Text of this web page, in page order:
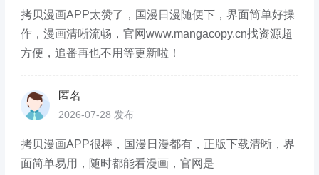
拷贝漫画APP太赞了，国漫日漫随便下，界面简单好操
作，漫画清晰流畅，官网www.mangacopy.cn找资源超
方便，追番再也不用等更新啦！
匿名
2026-07-28 发布
拷贝漫画APP很棒，国漫日漫都有，正版下载清晰，界
面简单易用，随时都能看漫画，官网是